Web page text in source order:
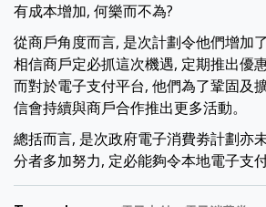
有成本增加, 何樂而不為?
從商戶角度而言, 是次計劃令他們增加
相信商戶定必抓這次機遇, 定期推出優
而對於電子支付平台, 他們為了鞏固及
信會持續與商戶合作推出更多活動。
總括而言, 是次政府電子消費劵計劃亦
分者多加努力, 定必能夠令本地電子支